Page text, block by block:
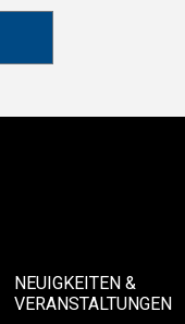
NEUIGKEITEN &
VERANSTALTUNGEN